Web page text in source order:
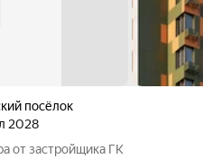
посёлок
2028
от зaстpойщика ГК